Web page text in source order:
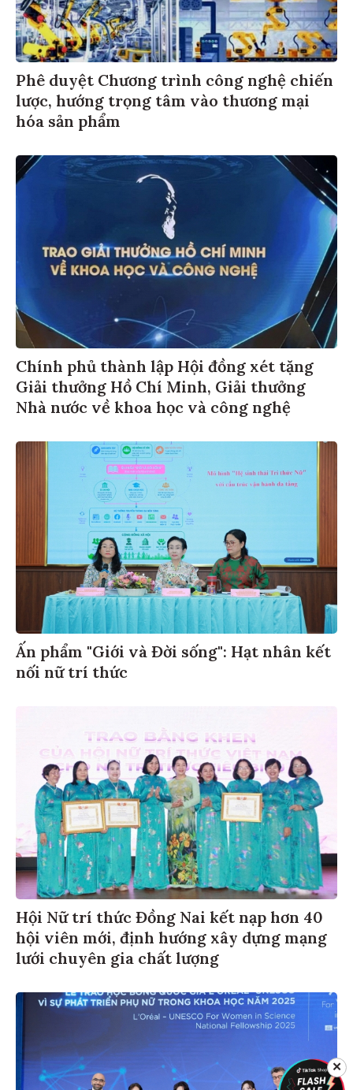
Phê duyệt Chương trình công nghệ chiến
lược, hướng trọng tâm vào thương mại
hóa sản phẩm
Chính phủ thành lập Hội đồng xét tặng
Giải thưởng Hồ Chí Minh, Giải thưởng
Nhà nước về khoa học và công nghệ
Ấn phẩm "Giới và Đời sống": Hạt nhân kết
nối nữ trí thức
Hội Nữ trí thức Đồng Nai kết nạp hơn 40
hội viên mới, định hướng xây dựng mạng
lưới chuyên gia chất lượng
✕